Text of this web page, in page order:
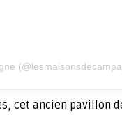
cet ancien pavillon